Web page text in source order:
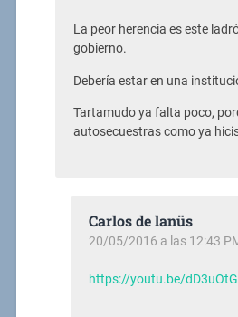
La peor herencia es este
gobierno.
Debería estar en una
Tartamudo ya falta poco,
autosecuestras como ya
Carlos de lanüs
20/05/2016 a las 12:43
https://youtu.be/